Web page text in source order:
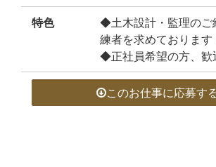
特色
◆土木設計・監理のご
練者を求めております
◆正社員希望の方、歓
このお仕事に応募す